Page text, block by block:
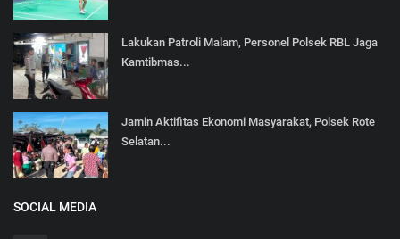
Lakukan Patroli Malam, Personel Polsek RBL Jaga
Kamtibmas...
Jamin Aktifitas Ekonomi Masyarakat, Polsek Rote
Selatan...
SOCIAL MEDIA